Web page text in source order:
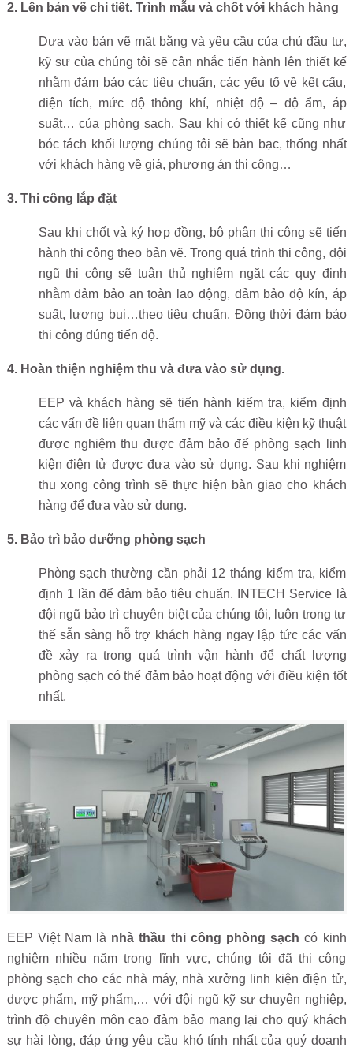
2. Lên bản vẽ chi tiết. Trình mẫu và chốt với khách hàng
Dựa vào bản vẽ mặt bằng và yêu cầu của chủ đầu tư,
kỹ sư của chúng tôi sẽ cân nhắc tiến hành lên thiết kế
nhằm đảm bảo các tiêu chuẩn, các yếu tố về kết cấu,
diện tích, mức độ thông khí, nhiệt độ – độ ẩm, áp
suất… của phòng sạch. Sau khi có thiết kế cũng như
bóc tách khối lượng chúng tôi sẽ bàn bạc, thống nhất
với khách hàng về giá, phương án thi công…
3. Thi công lắp đặt
Sau khi chốt và ký hợp đồng, bộ phận thi công sẽ tiến
hành thi công theo bản vẽ. Trong quá trình thi công, đội
ngũ thi công sẽ tuân thủ nghiêm ngặt các quy định
nhằm đảm bảo an toàn lao động, đảm bảo độ kín, áp
suất, lượng bụi…theo tiêu chuẩn. Đồng thời đảm bảo
thi công đúng tiến độ.
4. Hoàn thiện nghiệm thu và đưa vào sử dụng.
EEP và khách hàng sẽ tiến hành kiểm tra, kiểm định
các vấn đề liên quan thẩm mỹ và các điều kiện kỹ thuật
được nghiệm thu được đảm bảo để phòng sạch linh
kiện điện tử được đưa vào sử dụng. Sau khi nghiệm
thu xong công trình sẽ thực hiện bàn giao cho khách
hàng để đưa vào sử dụng.
5. Bảo trì bảo dưỡng phòng sạch
Phòng sạch thường cần phải 12 tháng kiểm tra, kiểm
định 1 lần để đảm bảo tiêu chuẩn. INTECH Service là
đội ngũ bảo trì chuyên biệt của chúng tôi, luôn trong tư
thế sẵn sàng hỗ trợ khách hàng ngay lập tức các vấn
đề xảy ra trong quá trình vận hành để chất lượng
phòng sạch có thể đảm bảo hoạt động với điều kiện tốt
nhất.
EEP Việt Nam là nhà thầu thi công phòng sạch có kinh
nghiệm nhiều năm trong lĩnh vực, chúng tôi đã thi công
phòng sạch cho các nhà máy, nhà xưởng linh kiện điện tử,
dược phẩm, mỹ phẩm,… với đội ngũ kỹ sư chuyên nghiệp,
trình độ chuyên môn cao đảm bảo mang lại cho quý khách
sự hài lòng, đáp ứng yêu cầu khó tính nhất của quý doanh